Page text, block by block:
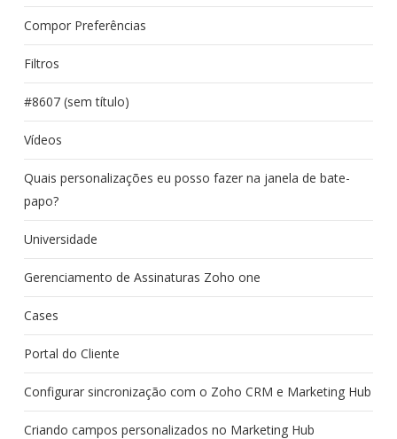
Compor Preferências
Filtros
#8607 (sem título)
Vídeos
Quais personalizações eu posso fazer na janela de bate-
papo?
Universidade
Gerenciamento de Assinaturas Zoho one
Cases
Portal do Cliente
Configurar sincronização com o Zoho CRM e Marketing Hub
Criando campos personalizados no Marketing Hub